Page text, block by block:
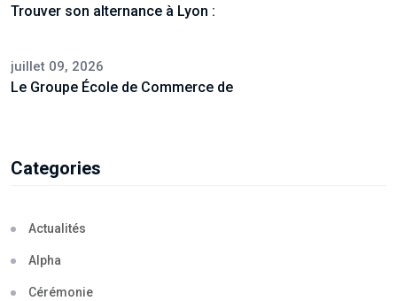
Trouver son alternance à Lyon :
juillet 09, 2026
Le Groupe École de Commerce de
Categories
Actualités
Alpha
Cérémonie